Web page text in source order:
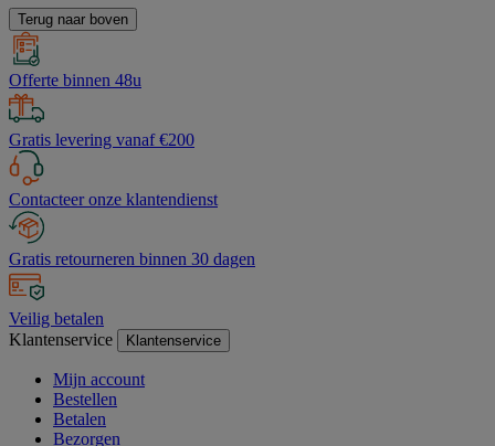
Terug naar boven
Offerte binnen 48u
Gratis levering vanaf €200
Contacteer onze klantendienst
Gratis retourneren binnen 30 dagen
Veilig betalen
Klantenservice
Klantenservice
Mijn account
Bestellen
Betalen
Bezorgen